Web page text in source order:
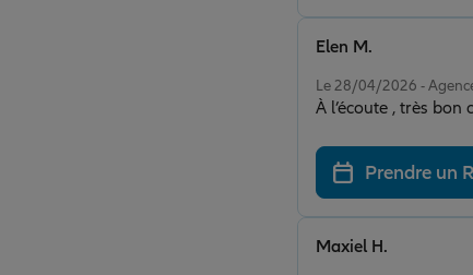
Le 28/04/2026 -
À l’écoute , très bon
Elen M.
Prendre un
Maxiel H.